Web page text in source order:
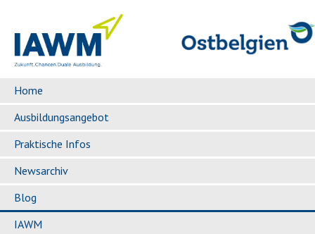
Home
Ausbildungsangebot
Praktische Infos
Newsarchiv
Blog
IAWM